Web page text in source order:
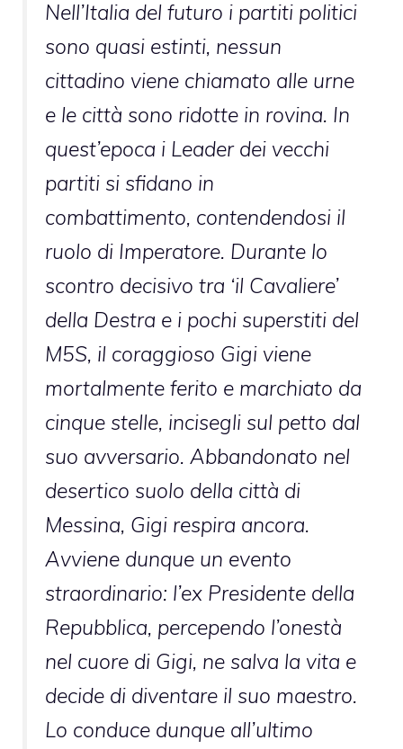
Nell’Italia del futuro i partiti politici
sono quasi estinti, nessun
cittadino viene chiamato alle urne
e le città sono ridotte in rovina. In
quest’epoca i Leader dei vecchi
partiti si sfidano in
combattimento, contendendosi il
ruolo di Imperatore. Durante lo
scontro decisivo tra ‘il Cavaliere’
della Destra e i pochi superstiti del
M5S, il coraggioso Gigi viene
mortalmente ferito e marchiato da
cinque stelle, incisegli sul petto dal
suo avversario. Abbandonato nel
desertico suolo della città di
Messina, Gigi respira ancora.
Avviene dunque un evento
straordinario: l’ex Presidente della
Repubblica, percependo l’onestà
nel cuore di Gigi, ne salva la vita e
decide di diventare il suo maestro.
Lo conduce dunque all’ultimo